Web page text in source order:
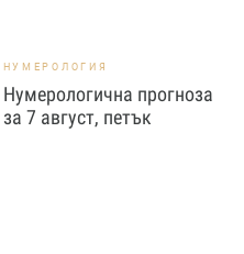
НУМЕРОЛОГИЯ
Нумерологична прогноза
за 7 август, петък